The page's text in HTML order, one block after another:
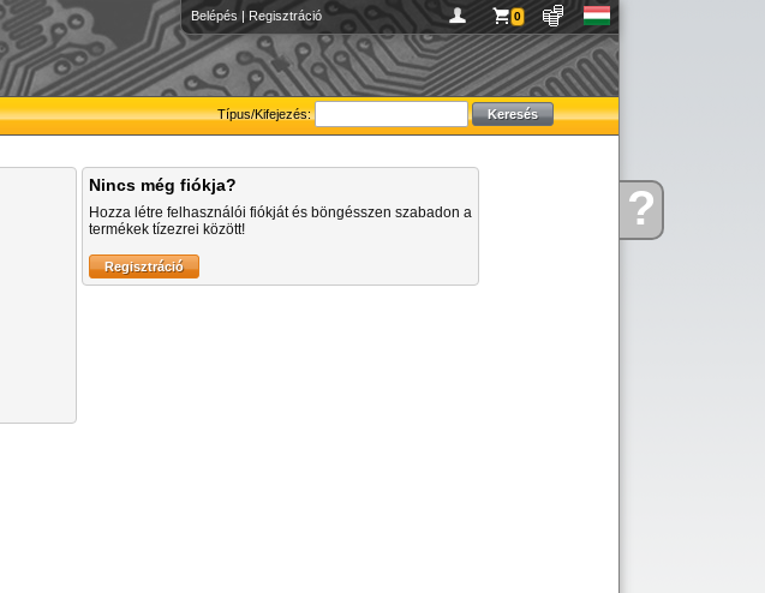
Kérdése?
Belépés | Regisztráció 0
Típus/Kifejezés:
Nincs még fiókja?
Hozza létre felhasználói fiókját és böngésszen szabadon a
termékek tízezrei között!